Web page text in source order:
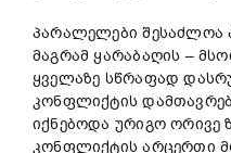
პარალელები შესაძლოა
მაგრამ ყარაბაღის –
ყველაზე სწრაფად
კონფლიქტის
იქნებოდა ურიგო ორივე
კონფლიქტის არცერთი